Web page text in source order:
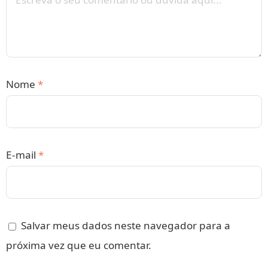
Nome *
E-mail *
Salvar meus dados neste navegador para a
próxima vez que eu comentar.